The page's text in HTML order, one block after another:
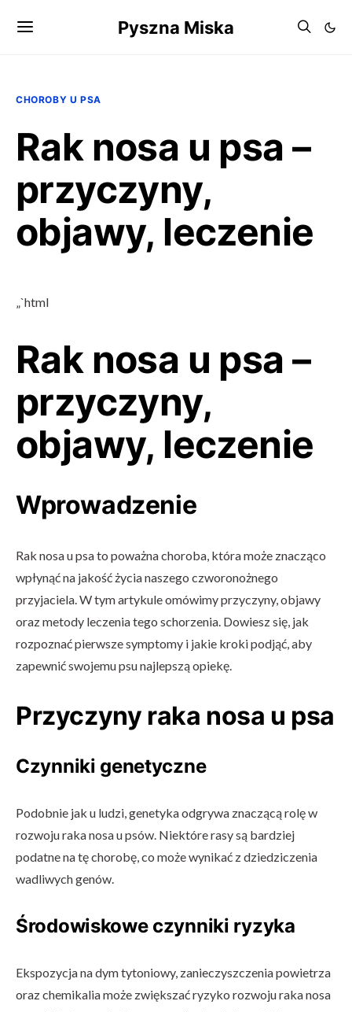
Pyszna Miska
CHOROBY U PSA
Rak nosa u psa –
przyczyny,
objawy, leczenie
„`html
Rak nosa u psa –
przyczyny,
objawy, leczenie
Wprowadzenie
Rak nosa u psa to poważna choroba, która może znacząco
wpłynąć na jakość życia naszego czworonożnego
przyjaciela. W tym artykule omówimy przyczyny, objawy
oraz metody leczenia tego schorzenia. Dowiesz się, jak
rozpoznać pierwsze symptomy i jakie kroki podjąć, aby
zapewnić swojemu psu najlepszą opiekę.
Przyczyny raka nosa u psa
Czynniki genetyczne
Podobnie jak u ludzi, genetyka odgrywa znaczącą rolę w
rozwoju raka nosa u psów. Niektóre rasy są bardziej
podatne na tę chorobę, co może wynikać z dziedziczenia
wadliwych genów.
Środowiskowe czynniki ryzyka
Ekspozycja na dym tytoniowy, zanieczyszczenia powietrza
oraz chemikalia może zwiększać ryzyko rozwoju raka nosa